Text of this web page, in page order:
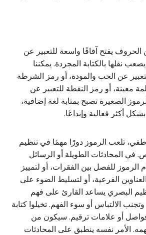
الحروف يفتح آفاقًا واسعة للتعبير عن
نقلها بالكتابة المجردة. يمكننا
عن الحب والمودة، أو رمز الشرطة
معينة، أو رمز النقطة للتعبير عن
الصغيرة تصبح بمثابة لغة إضافية،
أكثر فعالية وإبداعًا.
تلعب الرموز دورًا مهمًا في تنظيم
في المحادثات الطويلة أو الرسائل
الرموز للفصل بين الفقرات، أو لتمييز
الفرعية، أو لتسليط الضوء على
البصري يساعد القارئ على فهم
الالتباس أو سوء الفهم. تخيلوا كتابة
أو علامات ترقيم. سيكون من
الأمر نفسه ينطبق على المحادثات